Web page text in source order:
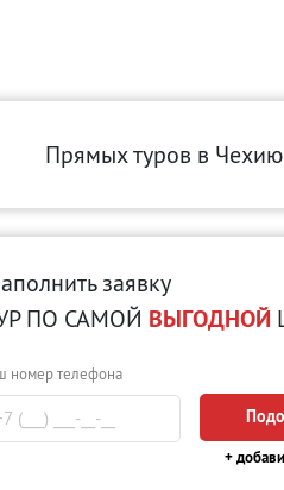
Прямых туров в
заявку
ПО САМОЙ ВЫГОДНОЙ
номер телефона
+